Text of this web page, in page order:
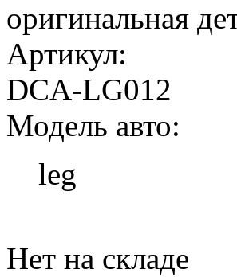
оригинальная
Артикул:
DCA-LG012
Модель авто:
leg
Нет на складе